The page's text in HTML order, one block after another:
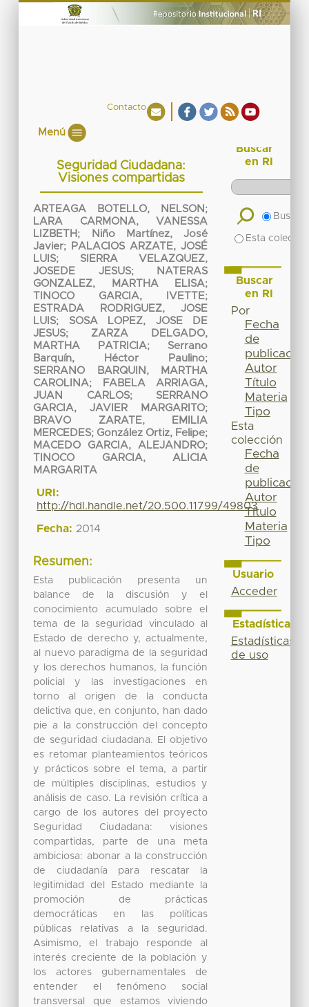
Contacto
Menú
Seguridad Ciudadana:
Visiones compartidas
ARTEAGA BOTELLO, NELSON ;
LARA CARMONA, VANESSA
LIZBETH ;
Niño Martínez, José
Javier;
PALACIOS ARZATE, JOSÉ
LUIS; SIERRA VELAZQUEZ,
JOSEDE JESUS;
NATERAS
GONZALEZ, MARTHA ELISA;
TINOCO GARCIA, IVETTE;
ESTRADA RODRIGUEZ, JOSE
LUIS; SOSA LOPEZ, JOSE DE
JESUS; ZARZA DELGADO,
MARTHA PATRICIA; Serrano
Barquín, Héctor Paulino;
SERRANO BARQUIN, MARTHA
CAROLINA;
FABELA ARRIAGA,
JUAN CARLOS; SERRANO
GARCIA, JAVIER MARGARITO;
BRAVO ZARATE, EMILIA
MERCEDES; González Ortiz, Felipe;
MACEDO GARCIA, ALEJANDRO;
TINOCO GARCIA, ALICIA
MARGARITA
URI:
http://hdl.handle.net/20.500.11799/49803
Fecha: 2014
Resumen:
Esta publicación presenta un
balance de la discusión y el
conocimiento acumulado sobre el
tema de la seguridad vinculado al
Estado de derecho y, actualmente,
al nuevo paradigma de la seguridad
y los derechos humanos, la función
policial y las investigaciones en
torno al origen de la conducta
delictiva que, en conjunto, han dado
pie a la construcción del concepto
de seguridad ciudadana. El objetivo
es retomar planteamientos teóricos
y prácticos sobre el tema, a partir
de múltiples disciplinas, estudios y
análisis de caso. La revisión crítica a
cargo de los autores del proyecto
Seguridad Ciudadana: visiones
compartidas, parte de una meta
ambiciosa: abonar a la construcción
de ciudadanía para rescatar la
legitimidad del Estado mediante la
promoción de prácticas
democráticas en las políticas
públicas relativas a la seguridad.
Asimismo, el trabajo responde al
interés creciente de la población y
los actores gubernamentales de
entender el fenómeno social
transversal que estamos viviendo
Buscar
en RI
Buscar
Esta
Buscar
en RI
Por
Fecha
de
publicación
Autor
Título
Materia
Tipo
Esta
colección
Fecha
de
publicación
Autor
Título
Materia
Tipo
Usuario
Acceder
Estadísticas
Estadísticas
de uso